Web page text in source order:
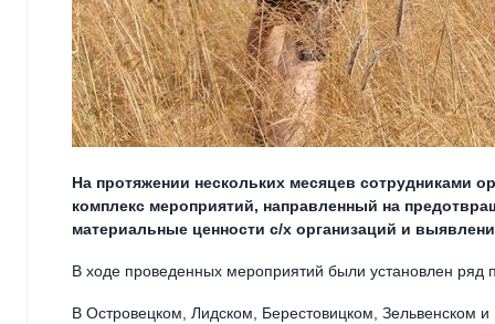
На протяжении нескольких месяцев сотрудниками
комплекс мероприятий, направленный на
материальные ценности с/х организаций и
В ходе проведенных мероприятий были установлен ряд
В Островецком, Лидском, Берестовицком, Зельвенском